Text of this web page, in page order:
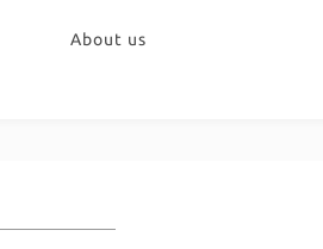
About us